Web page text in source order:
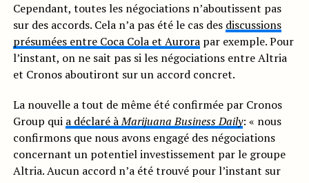
Cependant, toutes les négociations n’aboutissent pas
sur des accords. Cela n’a pas été le cas des discussions
présumées entre Coca Cola et Aurorapar exemple. Pour
l’instant, on ne sait pas si les négociations entre Altria
et Cronos aboutiront sur un accord concret.
La nouvelle a tout de même été confirmée par Cronos
Group qui a déclaré àMarijuana Business Daily: « nous
confirmons que nous avons engagé des négociations
concernant un potentiel investissement par le groupe
Altria. Aucun accord n’a été trouvé pour l’instant sur